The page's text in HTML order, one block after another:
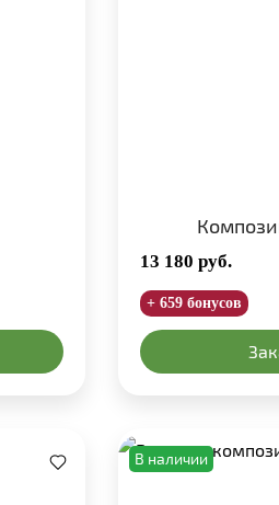
13 180 руб.
+ 659 бонусов
В наличии